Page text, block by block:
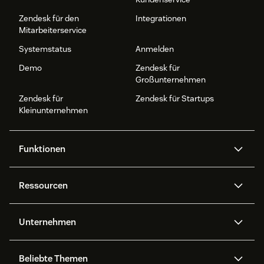
Zendesk für den
Mitarbeiterservice
Integrationen
Systemstatus
Anmelden
Demo
Zendesk für
Großunternehmen
Zendesk für
Kleinunternehmen
Zendesk für Startups
Funktionen
Zendesk-KI
Sicherheit
Ticketerstellung
Voice
Community Foren
Ressourcen
APIs und Entwickler:innen
Unternehmen
Beliebte Themen